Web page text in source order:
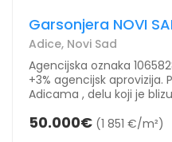
Garsonjera NOVI
Adice, Novi Sad
Agencijska oznaka
+3% agencijsk aprovizija.
Adicama , delu koji je
50.000€ (1 851 €/m²)